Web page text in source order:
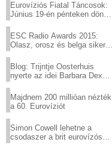
Eurovíziós Fiatal Táncosok:
Június 19-én pénteken döntő
ESC Radio Awards 2015:
Olasz, orosz és belga siker,
Blog: Trijntje Oosterhuis
nyerte az idei Barbara Dex
Majdnem 200 millióan nézték
a 60. Eurovíziót
Simon Cowell lehetne a
csodaszer a brit eurovízós